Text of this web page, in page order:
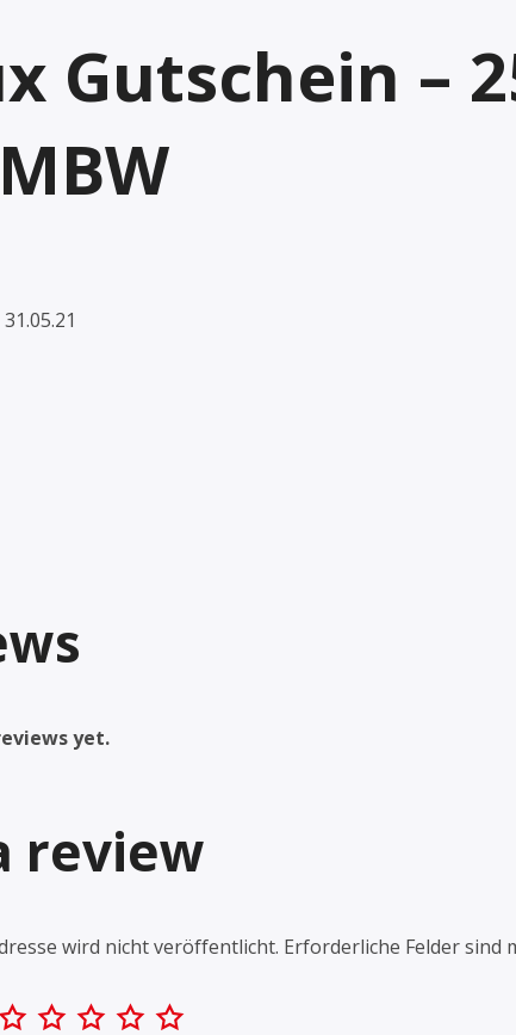
Gutschein –
yet.
review
wird nicht veröffentlicht. Erforderliche Felder sind